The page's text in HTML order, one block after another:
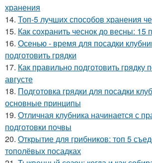
хранения
14. Топ-5 лучших способов хранения
15. Как сохранить чеснок до весны: 15
16. Осенью - время для посадки
подготовить грядки
17. Как правильно подготовить грядку
августе
18. Подготовка грядки для посадки
основные принципы
19. Отличная клубника начинается с
подготовки почвы
20. Открытие для грибников: топ 5
тополёвых посадках